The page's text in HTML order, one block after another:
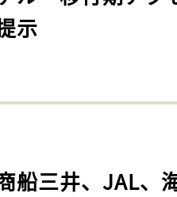
示
船三井、JAL、